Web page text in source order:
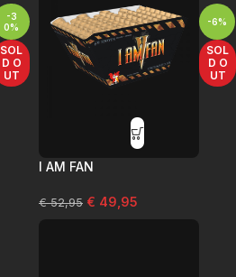
-3
0%
SOL
D O
UT
-6%
SOL
D O
UT
I AM FAN
€52,95 € 49,95